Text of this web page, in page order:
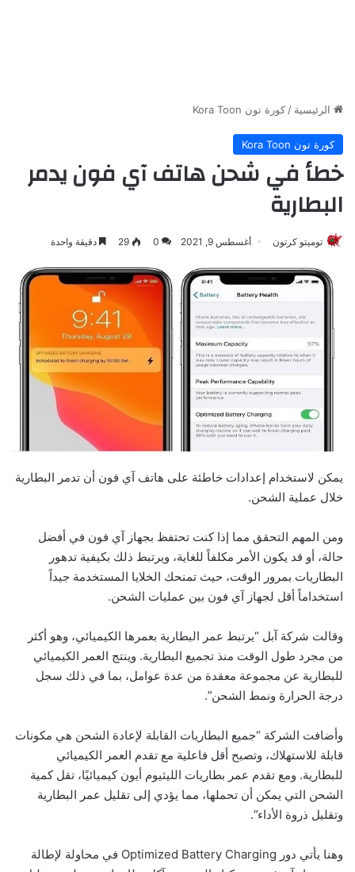
الرئيسية / كورة تون Kora Toon
كورة تون Kora Toon
خطأ في شحن هاتف آي فون يدمر
البطارية
توميتو كرتون أغسطس 9, 2021 0
29 دقيقة واحدة
يمكن لاستخدام إعدادات خاطئة على هاتف آي فون أن تدمر البطارية
خلال عملية الشحن.
ومن المهم التحقق مما إذا كنت تحتفظ بجهاز آي فون في أفضل
حالة، أو قد يكون الأمر مكلفاً للغاية، ويرتبط ذلك بكيفية تدهور
البطاريات بمرور الوقت، حيث تمنحك الخلايا المستخدمة جيداً
استخداماً أقل لجهاز آي فون بين عمليات الشحن.
وقالت شركة آبل “يرتبط عمر البطارية بعمرها الكيميائي، وهو أكثر
من مجرد طول الوقت منذ تجميع البطارية. وينتج العمر الكيميائي
للبطارية عن مجموعة معقدة من عدة عوامل، بما في ذلك سجل
درجة الحرارة ونمط الشحن”.
وأضافت الشركة “جميع البطاريات القابلة لإعادة الشحن هي مكونات
قابلة للاستهلاك، وتصبح أقل فاعلية مع تقدم العمر الكيميائي
للبطارية. ومع تقدم عمر بطاريات الليثيوم أيون كيميائيًا، تقل كمية
الشحن التي يمكن أن تحملها، مما يؤدي إلى تقليل عمر البطارية
وتقليل ذروة الأداء”.
وهنا يأتي دور Optimized Battery Charging في محاولة لإطالة